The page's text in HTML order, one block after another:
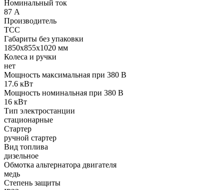
Номинальный ток
87 А
Производитель
ТСС
Габариты без упаковки
1850х855х1020 мм
Колеса и ручки
нет
Мощность максимальная при 380 В
17.6 кВт
Мощность номинальная при 380 В
16 кВт
Тип электростанции
стационарные
Стартер
ручной стартер
Вид топлива
дизельное
Обмотка альтернатора двигателя
медь
Степень защиты